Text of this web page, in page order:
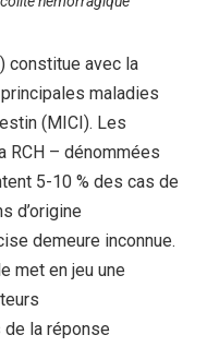
constitue avec la
principales maladies
(MICI). Les
RCH – dénommées
5-10 % des cas de
d’origine
demeure inconnue.
met en jeu une
de la réponse